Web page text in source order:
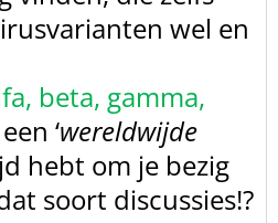
wel en
beta, gamma,
‘wereldwijde
hebt om je bezig
soort discussies!?